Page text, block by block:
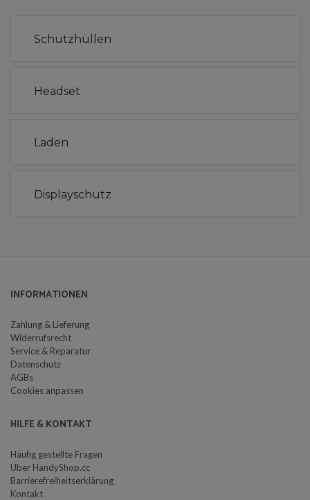
Schutzhüllen
Headset
Laden
Displayschutz
INFORMATIONEN
Zahlung & Lieferung
Widerrufsrecht
Service & Reparatur
Datenschutz
AGBs
Cookies anpassen
HILFE & KONTAKT
Häufig gestellte Fragen
Über HandyShop.cc
Barrierefreiheitserklärung
Kontakt